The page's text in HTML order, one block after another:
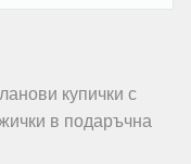
купички с
в подаръчна